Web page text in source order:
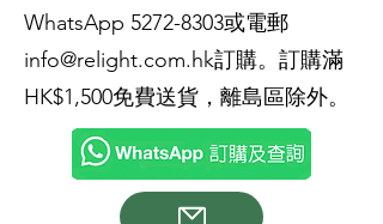
WhatsApp 5272-8303或電郵
info@relight.com.hk訂購。訂購滿
HK$1,500免費送貨，離島區除外。